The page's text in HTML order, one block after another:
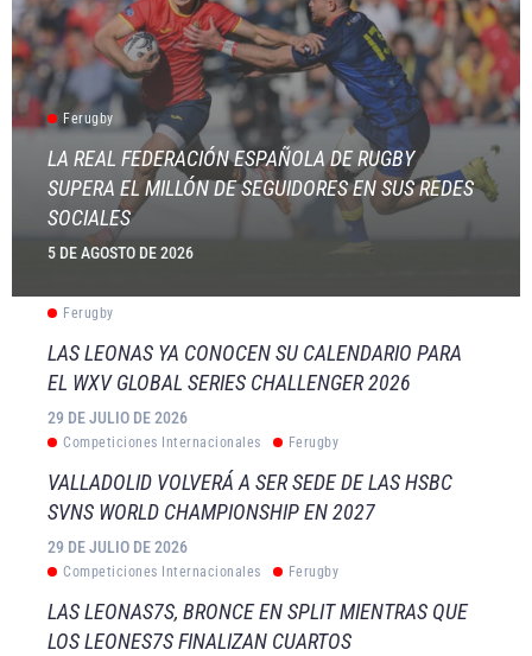
Ferugby
LA REAL FEDERACIÓN ESPAÑOLA DE RUGBY
SUPERA EL MILLÓN DE SEGUIDORES EN SUS REDES
SOCIALES
5 DE AGOSTO DE 2026
Ferugby
LAS LEONAS YA CONOCEN SU CALENDARIO PARA
EL WXV GLOBAL SERIES CHALLENGER 2026
29 DE JULIO DE 2026
Competiciones Internacionales Ferugby
VALLADOLID VOLVERÁ A SER SEDE DE LAS HSBC
SVNS WORLD CHAMPIONSHIP EN 2027
29 DE JULIO DE 2026
Competiciones Internacionales Ferugby
LAS LEONAS7S, BRONCE EN SPLIT MIENTRAS QUE
LOS LEONES7S FINALIZAN CUARTOS